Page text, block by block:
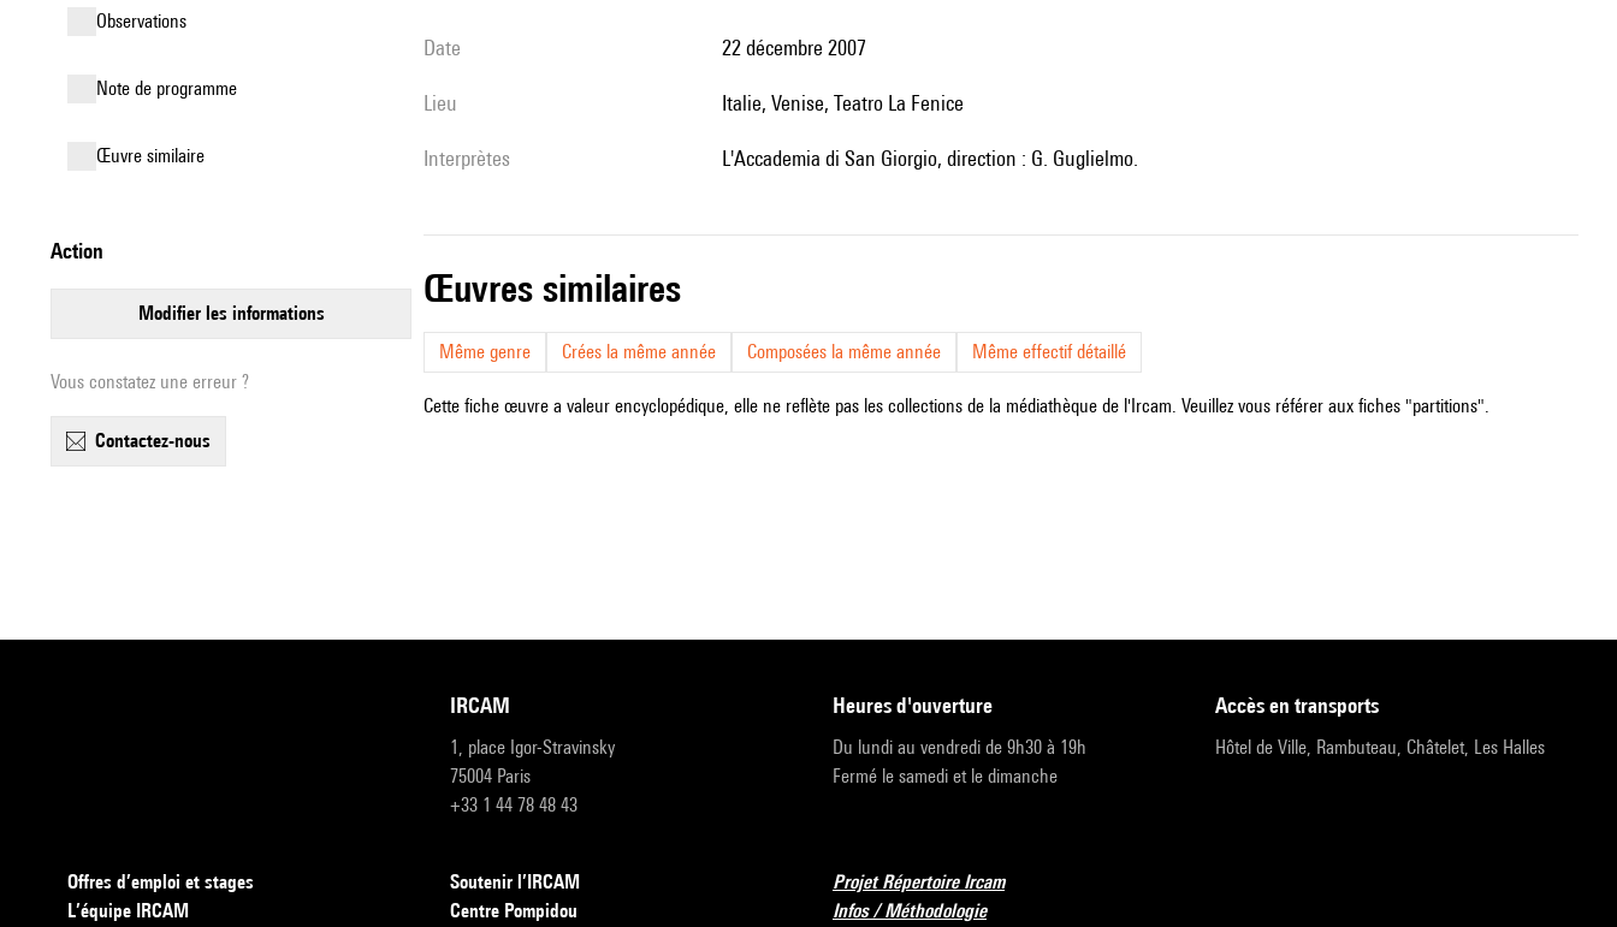
observations
Note de programme
œuvre similaire
action
modifier les informations
Vous constatez une erreur ?
contactez-nous
date 22 décembre 2007
lieu Italie, Venise, Teatro La Fenice
interprètes l'Accademia di San Giorgio, direction : G. Guglielmo.
œuvres similaires
Même genre Crées la même année Composées la même année Même effectif détaillé
Cette fiche œuvre a valeur encyclopédique, elle ne reflète pas les collections de la médiathèque de l'Ircam. Veuillez vous référer aux fiches "partitions".
IRCAM
1, place Igor-Stravinsky
75004 Paris
+33 1 44 78 48 43
heures d'ouverture
Du lundi au vendredi de 9h30 à 19h
Fermé le samedi et le dimanche
accès en transports
Hôtel de Ville, Rambuteau, Châtelet, Les Halles
Offres d’emploi et stages
L’équipe IRCAM
Soutenir l’IRCAM
Centre Pompidou
Projet Répertoire Ircam
Infos / Méthodologie